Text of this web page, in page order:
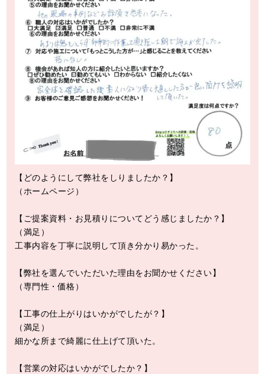
【どのようにして弊社をしりましたか？】
（ホームページ）
【ご提案資料・お見積りについてどう感じましたか？】
（満足）
工事内容を丁寧に説明して頂き分かり易かった。
【弊社を選んでいただいた理由をお聞かせください】
（専門性・価格）
【工事の仕上がりはいかがでしたが？】
（満足）
細かな所まで綺麗に仕上げて頂いた。
【営業の対応はいかがでしたか？】